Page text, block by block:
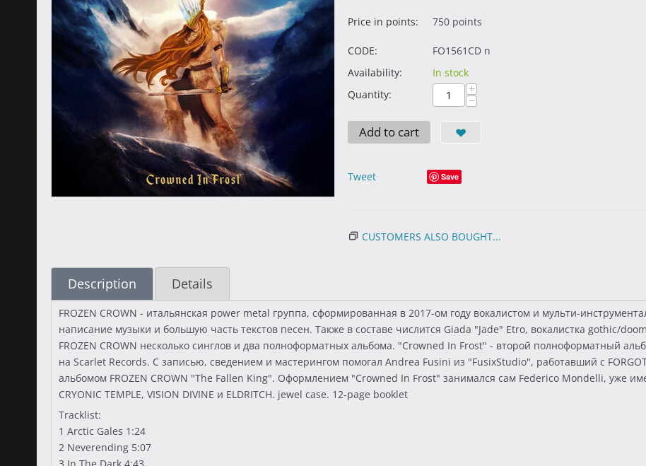
Price in points: 750 points
CODE:
FO1561CD n
Availability:
In stock
Quantity:
+
−
Add to cart
Tweet Save
CUSTOMERS ALSO BOUGHT...
Description Details
FROZEN CROWN - итальянская power metal группа, сформированная в 2017-ом году вокалистом и мульти-
написание музыки и большую часть текстов песен. Также в составе числится Giada "Jade" Etro, вокалистка gothic/
FROZEN CROWN несколько синглов и два полноформатных альбома. "Crowned In Frost" - второй полноформатный
на Scarlet Records. С записью, сведением и мастерингом помогал Andrea Fusini из "FusixStudio", работавший с
альбомом FROZEN CROWN "The Fallen King". Оформлением "Crowned In Frost" занимался сам Federico Mondelli, уже
CRYONIC TEMPLE, VISION DIVINE и ELDRITCH. jewel case. 12-page booklet
Tracklist:
1 Arctic Gales 1:24
2 Neverending 5:07